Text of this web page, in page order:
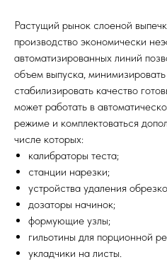
Растущий рынок слоеной
производство экономически
автоматизированных линий
объем выпуска,
стабилизировать качество
может работать в
режиме и комплектоваться
числе которых:
калибраторы теста;
станции нарезки;
устройства удаления
дозаторы начинок;
формующие узлы;
гильотины для порционной
укладчики на листы.